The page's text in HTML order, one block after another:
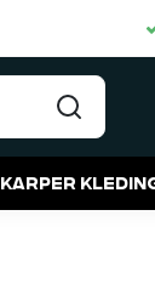
Karper